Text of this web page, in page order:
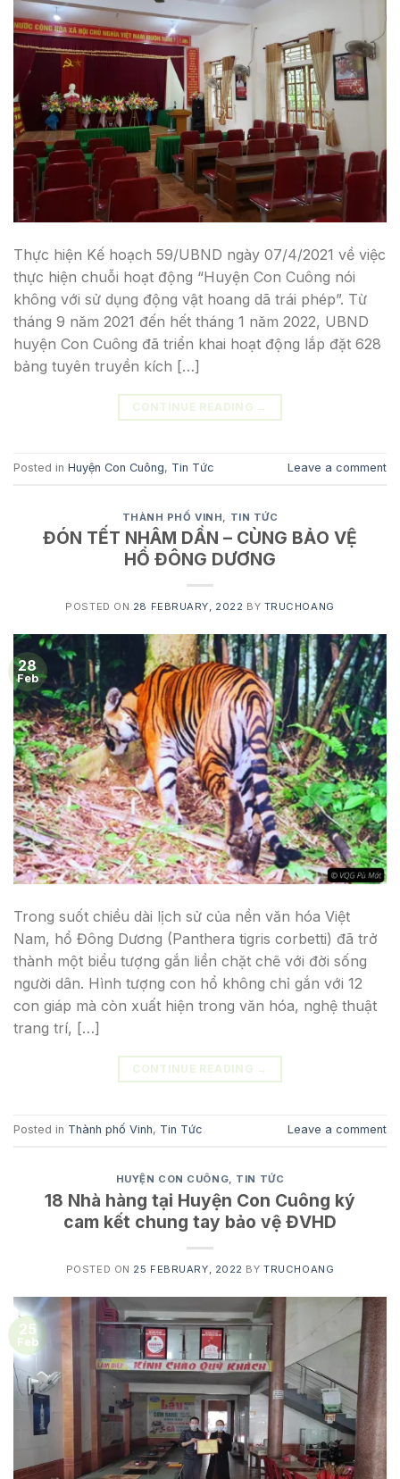
Thực hiện Kế hoạch 59/UBND ngày 07/4/2021 về việc
thực hiện chuỗi hoạt động “Huyện Con Cuông nói
không với sử dụng động vật hoang dã trái phép”. Từ
tháng 9 năm 2021 đến hết tháng 1 năm 2022, UBND
huyện Con Cuông đã triển khai hoạt động lắp đặt 628
bảng tuyên truyền kích […]
CONTINUE READING →
Posted in Huyện Con Cuông, Tin Tức Leave a comment
THÀNH PHỐ VINH TIN TỨC
ĐÓN TẾT NHÂM DẦN – CÙNG BẢO VỆ
HỔ ĐÔNG DƯƠNG
POSTED ON 28 FEBRUARY, 2022 BY TRUCHOANG
28
Feb
Trong suốt chiều dài lịch sử của nền văn hóa Việt
Nam, hổ Đông Dương (Panthera tigris corbetti) đã trở
thành một biểu tượng gắn liền chặt chẽ với đời sống
người dân. Hình tượng con hổ không chỉ gắn với 12
con giáp mà còn xuất hiện trong văn hóa, nghệ thuật
trang trí, […]
CONTINUE READING →
Posted in Thành phố Vinh, Tin Tức Leave a comment
HUYỆN CON CUÔNG, TIN TỨC
18 Nhà hàng tại Huyện Con Cuông ký
cam kết chung tay bảo vệ ĐVHD
POSTED ON 25 FEBRUARY, 2022 BYTRUCHOANG
25
Feb